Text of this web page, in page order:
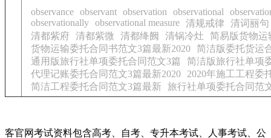
observance observant observation observational
observationally observational measure 清规戒律 清词丽句
清都紫府
清都紫微 清都绛阙 清锅冷灶
简易版货物
货物运输委托合同书范文3篇最新2020
简洁版委托货运
通用版旅行社单项委托合同范文3篇
简洁版旅行社单项
代理记账委托合同范文3篇最新2020
2020年施工工程委
简洁工程委托合同范文3篇最新
旅行社单项委托合同范
客官网考试资料包含高考、自考、专升本考试、人事考试、公